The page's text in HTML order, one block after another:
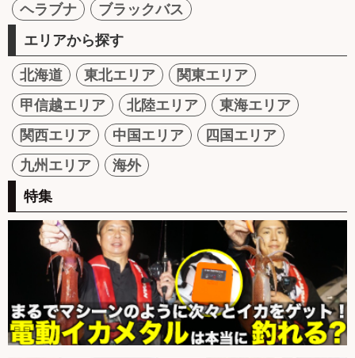
ヘラブナ
ブラックバス
エリアから探す
北海道 東北エリア
関東エリア
甲信越エリア
北陸エリア
東海エリア
関西エリア
中国エリア
四国エリア
九州エリア
海外
特集